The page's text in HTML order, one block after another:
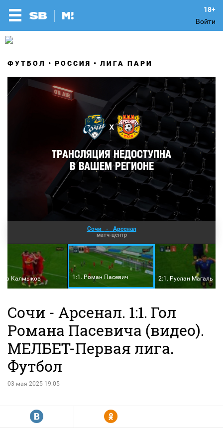
Войти
ФУТБОЛ РОССИЯ ЛИГА ПАРИ
Сочи - Арсенал
матч-центр
Калмыков 1:1. Роман Пасевич 2:1. Руслан Магаль
Сочи - Арсенал. 1:1. Гол
Романа Пасевича (видео).
МЕЛБЕТ-Первая лига.
Футбол
03 мая 2025 19:05
R Y